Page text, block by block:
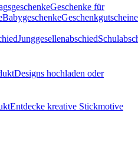
Geschenke für
BabygeschenkeGeschenkgutscheine
Junggesellenabschied
Designs hochladen oder
Entdecke kreative Stickmotive